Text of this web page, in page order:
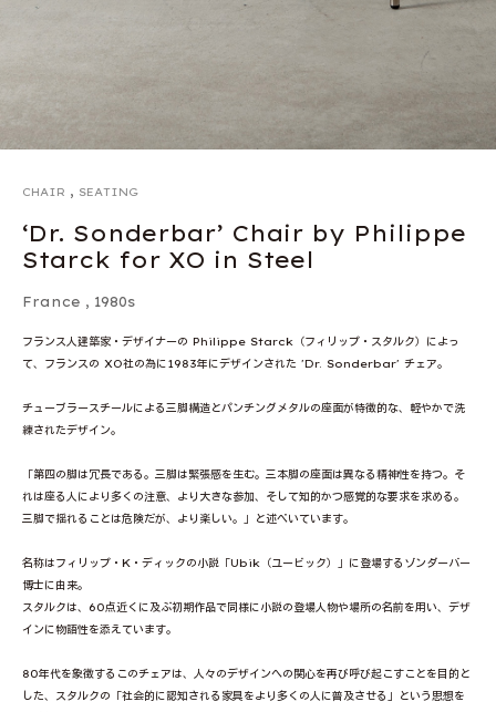
CHAIR , SEATING
‘Dr. Sonderbar’ Chair by Philippe
Starck for XO in Steel
France , 1980s
フランス人建築家・デザイナーの Philippe Starck（フィリップ・スタルク）によっ
て、フランスの XO社の為に1983年にデザインされた 'Dr. Sonderbar' チェア。
チューブラースチールによる三脚構造とパンチングメタルの座面が特徴的な、軽やかで洗
練されたデザイン。
「第四の脚は冗長である。三脚は緊張感を生む。三本脚の座面は異なる精神性を持つ。そ
れは座る人により多くの注意、より大きな参加、そして知的かつ感覚的な要求を求める。
三脚で揺れることは危険だが、より楽しい。」と述べいています。
名称はフィリップ・K・ディックの小説「Ubik（ユービック）」に登場するゾンダーバー
博士に由来。
スタルクは、60点近くに及ぶ初期作品で同様に小説の登場人物や場所の名前を用い、デザ
インに物語性を添えています。
80年代を象徴するこのチェアは、人々のデザインへの関心を再び呼び起こすことを目的と
した、スタルクの「社会的に認知される家具をより多くの人に普及させる」という思想を